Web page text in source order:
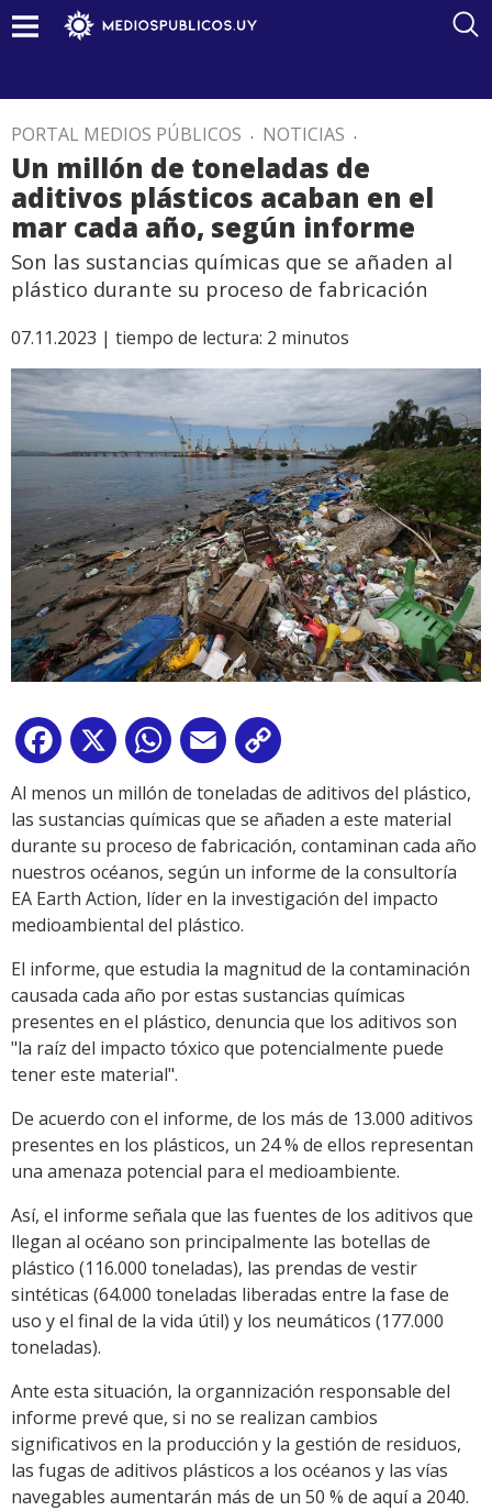
PORTAL MEDIOS PÚBLICOS . NOTICIAS .
Un millón de toneladas de
aditivos plásticos acaban en el
mar cada año, según informe
Son las sustancias químicas que se añaden al
plástico durante su proceso de fabricación
07.11.2023 | tiempo de lectura: 2 minutos
Facebook
X WhatsApp
Email
Link
Al menos un millón de toneladas de aditivos del plástico,
las sustancias químicas que se añaden a este material
durante su proceso de fabricación, contaminan cada año
nuestros océanos, según un informe de la consultoría
EA Earth Action, líder en la investigación del impacto
medioambiental del plástico.
El informe, que estudia la magnitud de la contaminación
causada cada año por estas sustancias químicas
presentes en el plástico, denuncia que los aditivos son
"la raíz del impacto tóxico que potencialmente puede
tener este material".
De acuerdo con el informe, de los más de 13.000 aditivos
presentes en los plásticos, un 24 % de ellos representan
una amenaza potencial para el medioambiente.
Así, el informe señala que las fuentes de los aditivos que
llegan al océano son principalmente las botellas de
plástico (116.000 toneladas), las prendas de vestir
sintéticas (64.000 toneladas liberadas entre la fase de
uso y el final de la vida útil) y los neumáticos (177.000
toneladas).
Ante esta situación, la organnización responsable del
informe prevé que, si no se realizan cambios
significativos en la producción y la gestión de residuos,
las fugas de aditivos plásticos a los océanos y las vías
navegables aumentarán más de un 50 % de aquí a 2040.